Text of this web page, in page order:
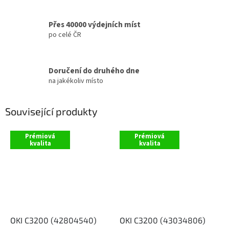
Přes 40000 výdejních míst
po celé ČR
Doručení do druhého dne
na jakékoliv místo
Související produkty
Prémiová
kvalita
OKI C3200 (42804540)
Prémiová
kvalita
OKI C3200 (43034806)